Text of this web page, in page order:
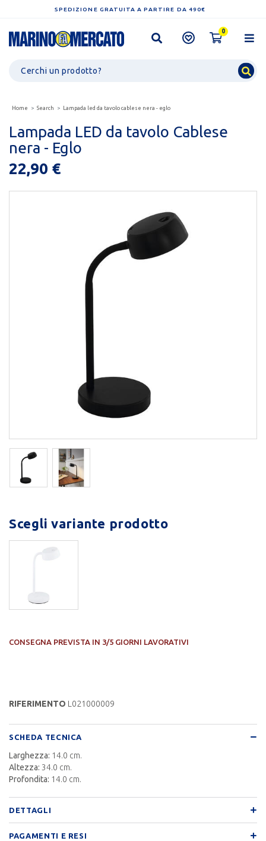
SPEDIZIONE GRATUITA A PARTIRE DA 490€
0
Home Search Lampada led da tavolo cablese nera - eglo
Lampada LED da tavolo Cablese
nera - Eglo
22,90 €
Scegli variante prodotto
CONSEGNA PREVISTA IN 3/5 GIORNI LAVORATIVI
RIFERIMENTO L021000009
SCHEDA TECNICA
Larghezza: 14.0 cm.
Altezza: 34.0 cm.
Profondita: 14.0 cm.
DETTAGLI
PAGAMENTI E RESI